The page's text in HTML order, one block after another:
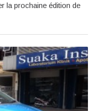
la prochaine édition de